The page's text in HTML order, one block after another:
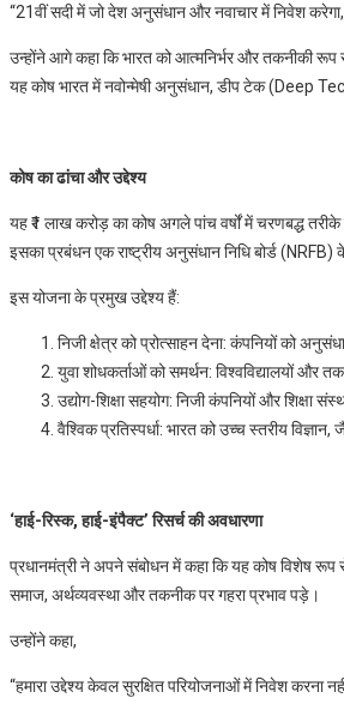
“21वीं सदी में जो देश अनुसंधान और नवाचार में निवेश
उन्होंने आगे कहा कि भारत को आत्मनिर्भर और तकनीकी रूप
यह कोष भारत में नवोन्मेषी अनुसंधान, डीप टेक (Deep
कोष का ढांचा और उद्देश्य
यह ₹1 लाख करोड़ का कोष अगले पांच वर्षों में चरणबद्ध तरीके
इसका प्रबंधन एक राष्ट्रीय अनुसंधान निधि बोर्ड (NRFB)
इस योजना के प्रमुख उद्देश्य हैं:
निजी क्षेत्र को प्रोत्साहन देना: कंपनियों को
युवा शोधकर्ताओं को समर्थन: विश्वविद्यालयों और
उद्योग-शिक्षा सहयोग: निजी कंपनियों और शिक्षा
वैश्विक प्रतिस्पर्धा: भारत को उच्च स्तरीय
‘हाई-रिस्क, हाई-इंपैक्ट’ रिसर्च की अवधारणा
प्रधानमंत्री ने अपने संबोधन में कहा कि यह कोष विशेष रूप
समाज, अर्थव्यवस्था और तकनीक पर गहरा प्रभाव पड़े।
उन्होंने कहा,
“हमारा उद्देश्य केवल सुरक्षित परियोजनाओं में निवेश करना